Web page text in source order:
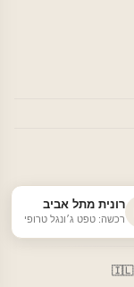
הרשמה
רונית מתל אביב
רכשה: טפט ג׳ונגל טרופי